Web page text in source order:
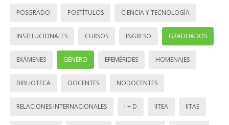
POSGRADO POSTÍTULOS CIENCIA Y TECNOLOGÍA
INSTITUCIONALES CURSOS INGRESO GRADUADOS
EXÁMENES GÉNERO EFEMÉRIDES HOMENAJES
BIBLIOTECA DOCENTES NODOCENTES
RELACIONES INTERNACIONALES I + D IITEA IITAE